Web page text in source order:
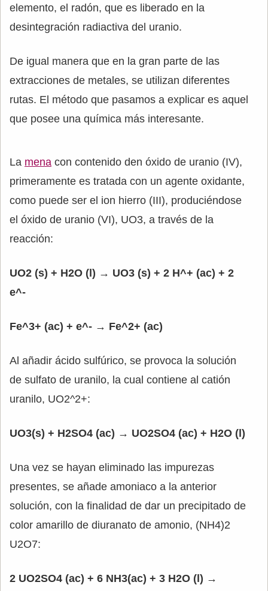
elemento, el radón, que es liberado en la
desintegración radiactiva del uranio.
De igual manera que en la gran parte de las
extracciones de metales, se utilizan diferentes
rutas. El método que pasamos a explicar es aquel
que posee una química más interesante.
La mena con contenido den óxido de uranio (IV),
primeramente es tratada con un agente oxidante,
como puede ser el ion hierro (III), produciéndose
el óxido de uranio (VI), UO3, a través de la
reacción:
UO2 (s) + H2O (l) → UO3 (s) + 2 H^+ (ac) + 2
e^-
Fe^3+ (ac) + e^- → Fe^2+ (ac)
Al añadir ácido sulfúrico, se provoca la solución
de sulfato de uranilo, la cual contiene al catión
uranilo, UO2^2+:
UO3(s) + H2SO4 (ac) → UO2SO4 (ac) + H2O (l)
Una vez se hayan eliminado las impurezas
presentes, se añade amoniaco a la anterior
solución, con la finalidad de dar un precipitado de
color amarillo de diuranato de amonio, (NH4)2
U2O7:
2 UO2SO4 (ac) + 6 NH3(ac) + 3 H2O (l) →